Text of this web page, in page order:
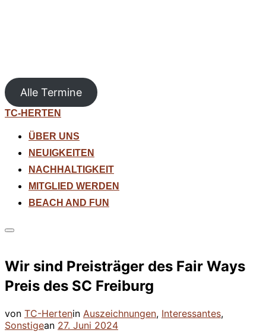
Alle Termine
Zum
springen
TC-HERTEN
ÜBER UNS
NEUIGKEITEN
NACHHALTIGKEIT
MITGLIED WERDEN
BEACH AND FUN
Seitenleiste
umschalten
Wir sind Preisträger des Fair Ways
Preis des SC Freiburg
von TC-Hertenin Auszeichnungen, Interessantes,
Sonstigean Veröffentlicht
27. Juni 2024